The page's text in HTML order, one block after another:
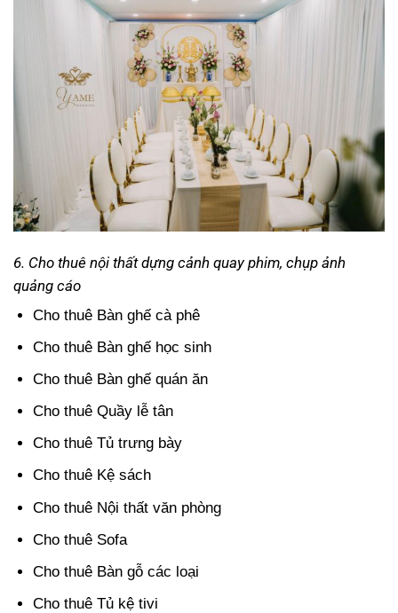
6. Cho thuê nội thất dựng cảnh quay phim, chụp ảnh
quảng cáo
Cho thuê Bàn ghế cà phê
Cho thuê Bàn ghế học sinh
Cho thuê Bàn ghế quán ăn
Cho thuê Quầy lễ tân
Cho thuê Tủ trưng bày
Cho thuê Kệ sách
Cho thuê Nội thất văn phòng
Cho thuê Sofa
Cho thuê Bàn gỗ các loại
Cho thuê Tủ kệ tivi